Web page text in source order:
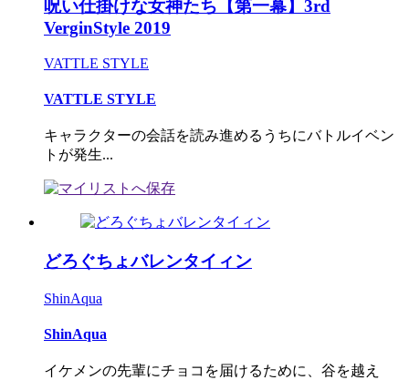
呪い仕掛けな女神たち【第一幕】3rd
VerginStyle 2019
VATTLE STYLE
VATTLE STYLE
キャラクターの会話を読み進めるうちにバトルイベン
トが発生...
どろぐちょバレンタイィン
ShinAqua
ShinAqua
イケメンの先輩にチョコを届けるために、谷を越え